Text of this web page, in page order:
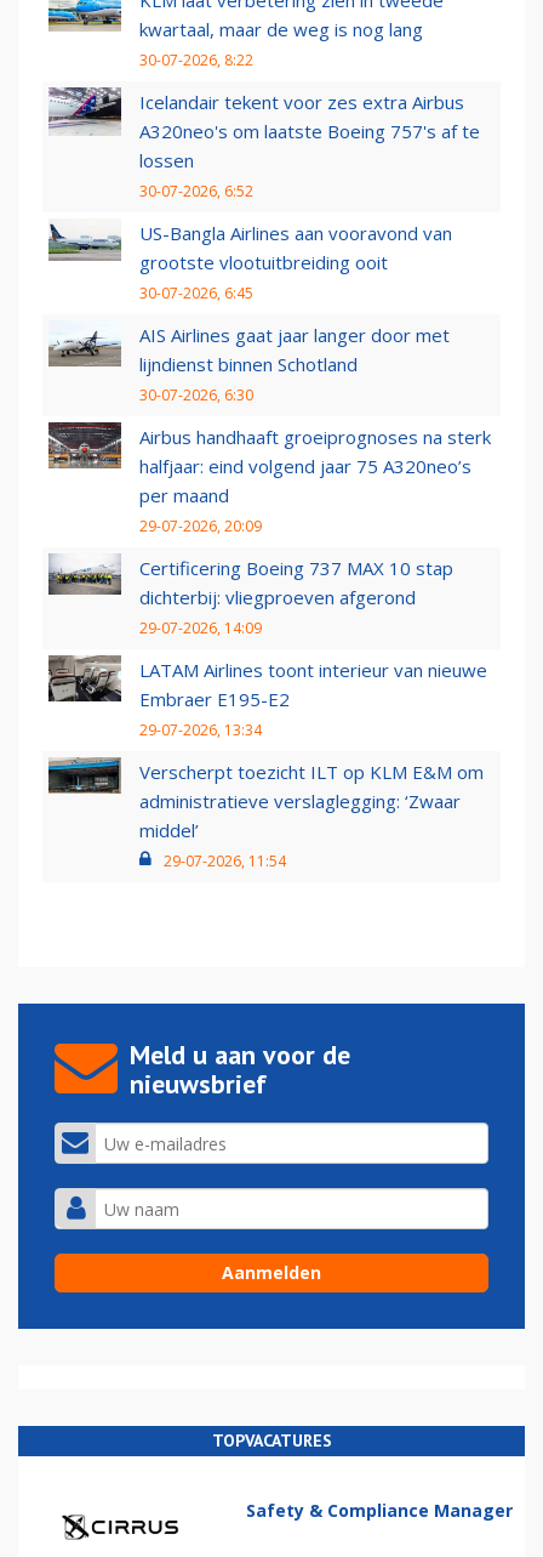
kwartaal, maar de weg is nog lang
30-07-2026, 8:22
Icelandair tekent voor zes extra Airbus
A320neo's om laatste Boeing 757's af te
lossen
30-07-2026, 6:52
US-Bangla Airlines aan vooravond van
grootste vlootuitbreiding ooit
30-07-2026, 6:45
AIS Airlines gaat jaar langer door met
lijndienst binnen Schotland
30-07-2026, 6:30
Airbus handhaaft groeiprognoses na sterk
halfjaar: eind volgend jaar 75 A320neo’s
per maand
29-07-2026, 20:09
Certificering Boeing 737 MAX 10 stap
dichterbij: vliegproeven afgerond
29-07-2026, 14:09
LATAM Airlines toont interieur van nieuwe
Embraer E195-E2
29-07-2026, 13:34
Verscherpt toezicht ILT op KLM E&M om
administratieve verslaglegging: ‘Zwaar
middel’
29-07-2026, 11:54
Meld u aan voor de
nieuwsbrief
TOPVACATURES
Safety & Compliance Manager